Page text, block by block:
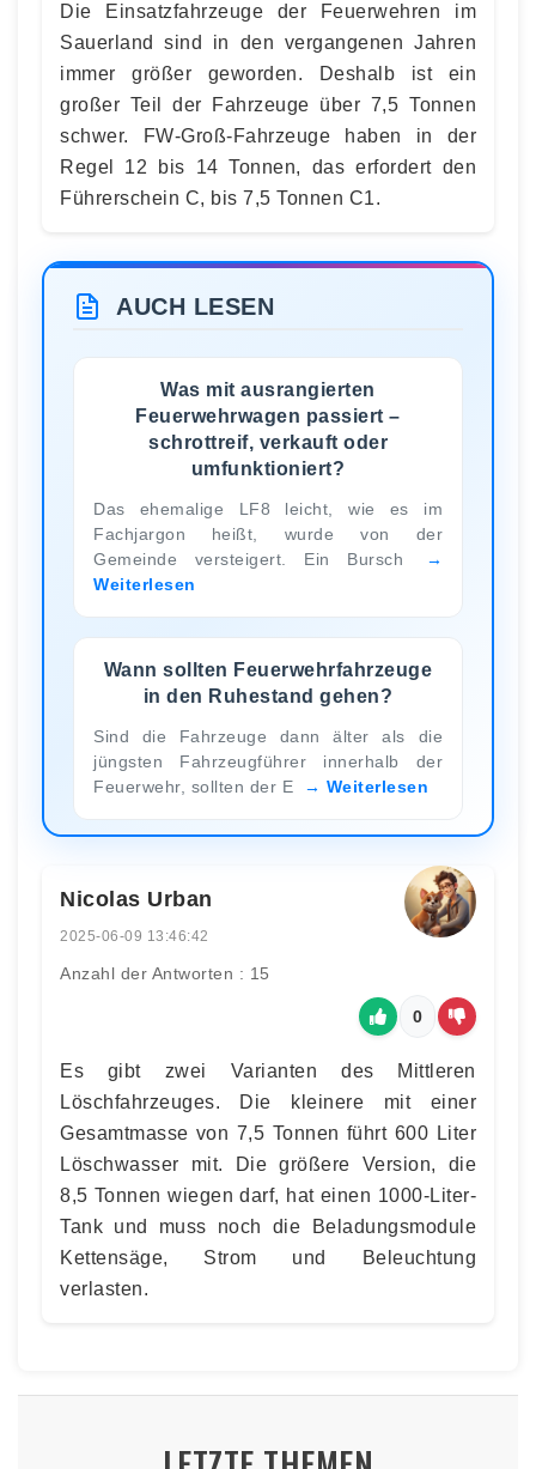
Die Einsatzfahrzeuge der Feuerwehren im
Sauerland sind in den vergangenen Jahren
immer größer geworden. Deshalb ist ein
großer Teil der Fahrzeuge über 7,5 Tonnen
schwer. FW-Groß-Fahrzeuge haben in der
Regel 12 bis 14 Tonnen, das erfordert den
Führerschein C, bis 7,5 Tonnen C1.
AUCH LESEN
Was mit ausrangierten
Feuerwehrwagen passiert –
schrottreif, verkauft oder
umfunktioniert?
Das ehemalige LF8 leicht, wie es im
Fachjargon heißt, wurde von der
Gemeinde versteigert. Ein Bursch
Weiterlesen
Wann sollten Feuerwehrfahrzeuge
in den Ruhestand gehen?
Sind die Fahrzeuge dann älter als die
jüngsten Fahrzeugführer innerhalb der
Feuerwehr, sollten der E
Weiterlesen
Nicolas Urban
2025-06-09 13:46:42
Anzahl der Antworten : 15
0
Es gibt zwei Varianten des Mittleren
Löschfahrzeuges. Die kleinere mit einer
Gesamtmasse von 7,5 Tonnen führt 600 Liter
Löschwasser mit. Die größere Version, die
8,5 Tonnen wiegen darf, hat einen 1000-Liter-
Tank und muss noch die Beladungsmodule
Kettensäge, Strom und Beleuchtung
verlasten.